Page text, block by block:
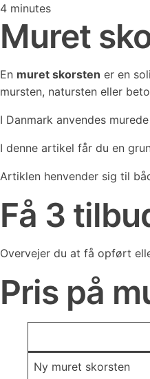
4 minutes
Muret
En muret skorsten er en
mursten, natursten eller
I Danmark anvendes
I denne artikel får du en
Artiklen henvender sig til
Få 3
Overvejer du at få opført
Pris på
Ny muret skorsten